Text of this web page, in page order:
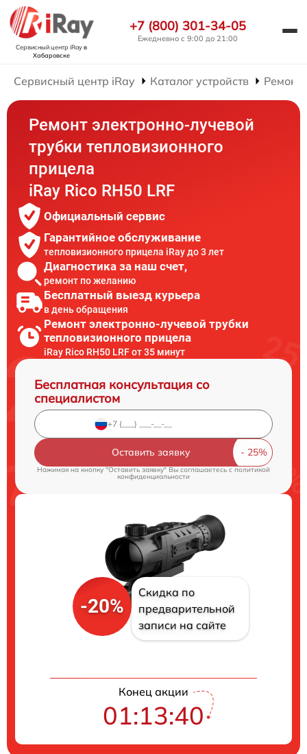
Сервисный центр iRayв
Хабаровске
+7 (800) 301-34-05
Ежедневно с 9:00 до 21:00
Сервисный центр iRay Каталог устройств Ремонт
Ремонт электронно-лучевой
трубки тепловизионного
прицела
iRay Rico RH50 LRF
Официальный сервис
Гарантийное обслуживание
тепловизионного прицела iRay до 3 лет
Диагностика за наш счет,
ремонт по желанию
Бесплатный выезд курьера
в день обращения
Ремонт электронно-лучевой трубки
тепловизионного прицела
iRay Rico RH50 LRF от 35 минут
Бесплатная консультация со
специалистом
Оставить заявку
Нажимая на кнопку "Оставить заявку" Вы соглашаетесь cполитикой
конфиденциальности
-20%
Скидка по
предварительной
записи на сайте
Конец акции
01:13:40